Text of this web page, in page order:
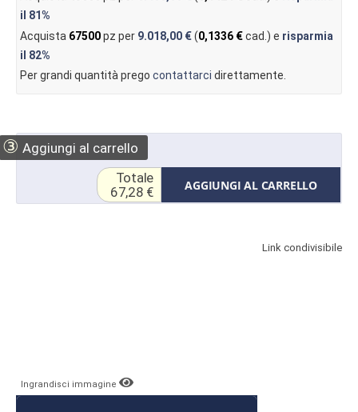
il 81%
Acquista 67500pz per 9.018,00 €(0,1336 €cad.) e risparmia
il 82%
Per grandi quantità prego contattarci direttamente.
③ Aggiungi al carrello
AGGIUNGI AL CARRELLO
Totale
67,28 €
Link condivisibile
Ingrandisci immagine